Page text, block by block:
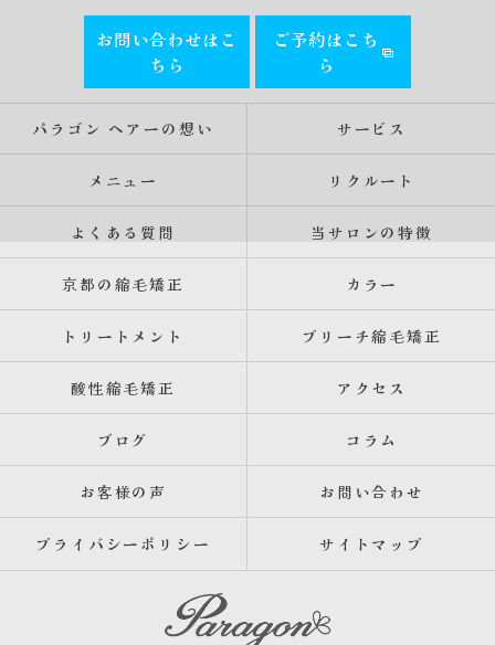
お問い合わせはこ
ちら
ご予約はこち
ら
パラゴン ヘアーの想い サービス
メニュー リクルート
よくある質問 当サロンの特徴
京都の縮毛矯正 カラー
トリートメント ブリーチ縮毛矯正
酸性縮毛矯正 アクセス
ブログ コラム
お客様の声 お問い合わせ
プライバシーポリシー サイトマップ